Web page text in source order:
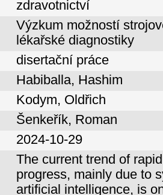
zdravotnictví
Výzkum možností
lékařské diagnostiky
disertační práce
Habiballa, Hashim
Kodym, Oldřich
Šenkeřík, Roman
2024-10-29
The current trend of
progress, mainly due to
artificial intelligence, is